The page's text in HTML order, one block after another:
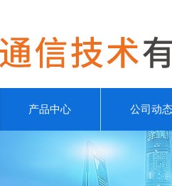
产品中心 公司动态